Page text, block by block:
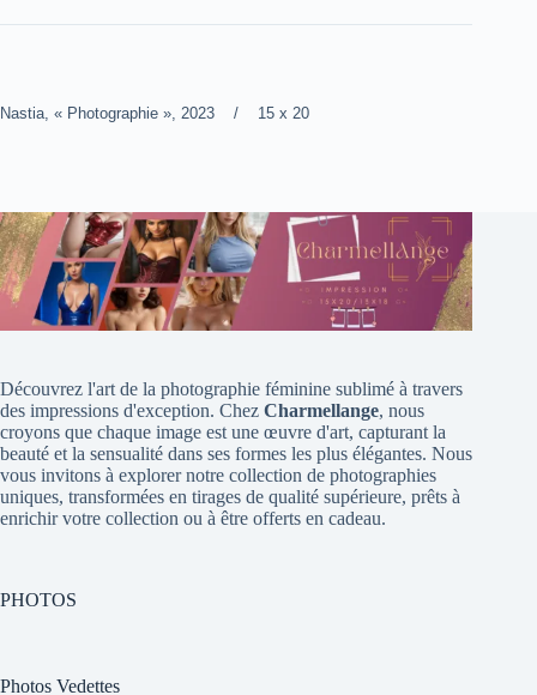
Nastia, « Photographie », 2023 / 15 x 20
Découvrez l'art de la photographie féminine sublimé à travers
des impressions d'exception. Chez Charmellange, nous
croyons que chaque image est une œuvre d'art, capturant la
beauté et la sensualité dans ses formes les plus élégantes. Nous
vous invitons à explorer notre collection de photographies
uniques, transformées en tirages de qualité supérieure, prêts à
enrichir votre collection ou à être offerts en cadeau.
PHOTOS
Photos Vedettes